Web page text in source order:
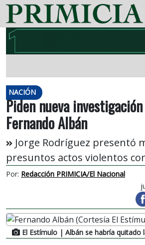
NACIÓN
Piden nueva
Fernando Albán
Jorge Rodríguez presentó
presuntos actos violentos
Por: Redacción PRIMICIA/El Nacional
El Estímulo | Albán se habría quitado